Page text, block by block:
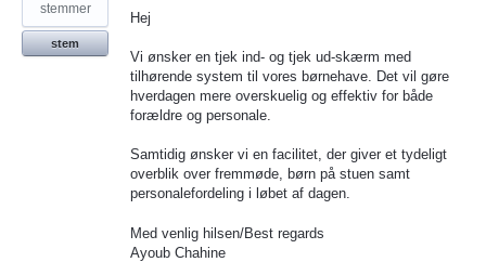
Hej
Vi ønsker en tjek ind- og tjek ud-skærm med
tilhørende system til vores børnehave. Det vil gøre
hverdagen mere overskuelig og effektiv for både
forældre og personale.
Samtidig ønsker vi en facilitet, der giver et tydeligt
overblik over fremmøde, børn på stuen samt
personalefordeling i løbet af dagen.
Med venlig hilsen/Best regards
Ayoub Chahine
stemmer
stem